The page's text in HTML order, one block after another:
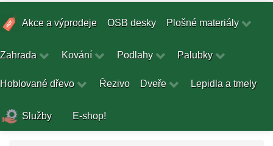
Akce a výprodeje OSB desky Plošné materiály
Zahrada Kování Podlahy Palubky
Hoblované dřevo Řezivo Dveře Lepidla a tmely
Služby E-shop!